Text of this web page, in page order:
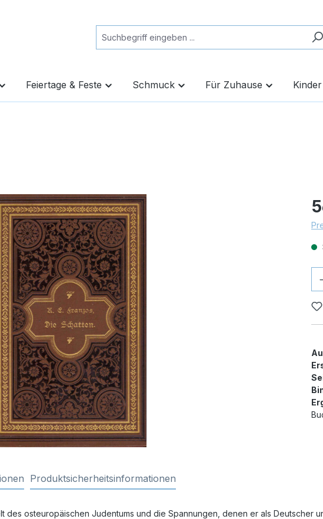
Feiertage & Feste Schmuck Für Zuhause Kinder
Produktsicherheitsinformationen
des osteuropäischen Judentums und die Spannungen, denen er als Deutscher